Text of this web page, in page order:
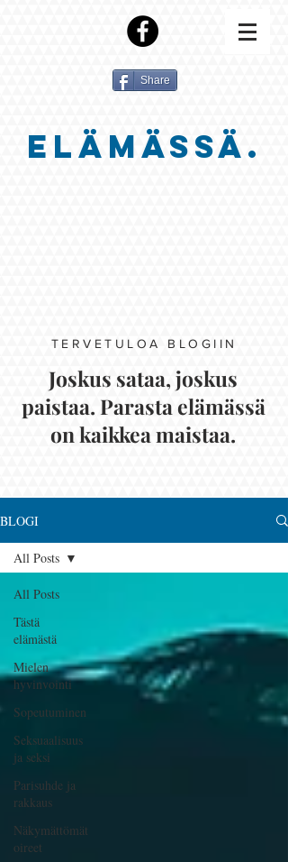
Share
ELÄMÄSSÄ.
TERVETULOA BLOGIIN
Joskus sataa, joskus
paistaa. Parasta elämässä
on kaikkea maistaa.
BLOGI
All Posts
Tästä
elämästä
Mielen
hyvinvointi
Sopeutuminen
Seksuaalisuus
ja seksi
Parisuhde ja
rakkaus
Näkymättömät
oireet
All Posts